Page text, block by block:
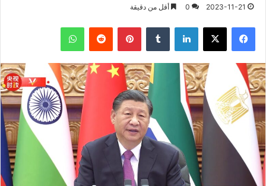
2023-11-21
0 أقل من دقيقة
فيسبوك X لينكدإن بينتيريست واتساب